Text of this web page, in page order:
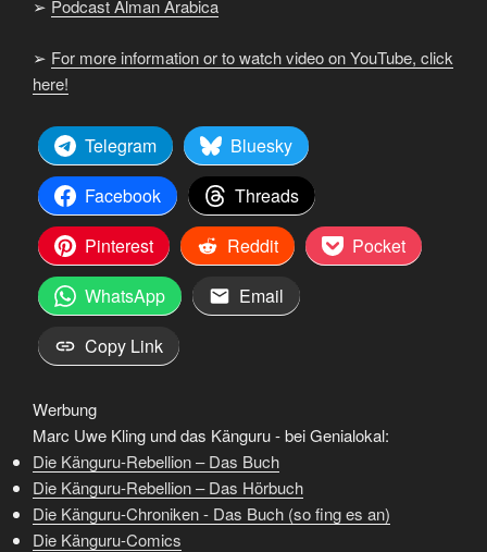
➢ Podcast Alman Arabica
➢ For more information or to watch video on YouTube, click
here!
Telegram
Bluesky
Facebook
Threads
Pinterest
Reddit
Pocket
WhatsApp
Email
Copy Link
Werbung
Marc Uwe Kling und das Känguru - bei Genialokal:
Die Känguru-Rebellion – Das Buch
Die Känguru-Rebellion – Das Hörbuch
Die Känguru-Chroniken - Das Buch (so fing es an)
Die Känguru-Comics